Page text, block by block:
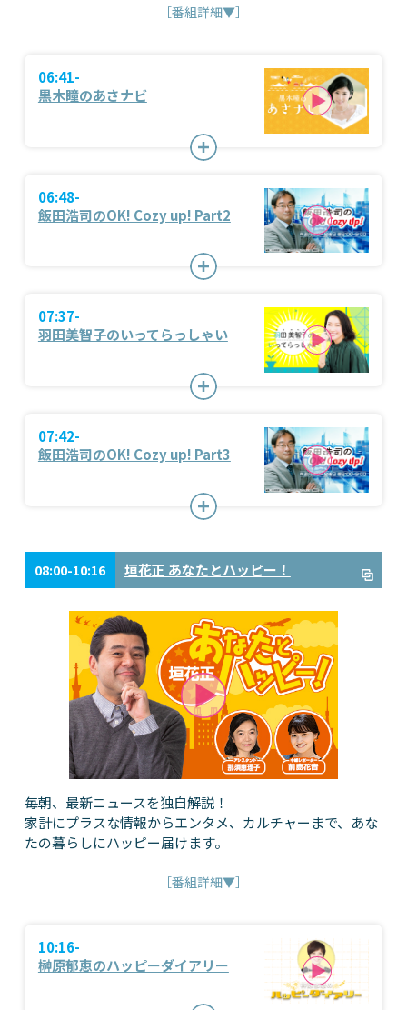
［番組詳細▼］
06:41-
黒木瞳のあさナビ
06:48-
飯田浩司のOK! Cozy up! Part2
07:37-
羽田美智子のいってらっしゃい
07:42-
飯田浩司のOK! Cozy up! Part3
08:00-10:16 垣花正 あなたとハッピー！
毎朝、最新ニュースを独自解説！
家計にプラスな情報からエンタメ、カルチャーまで、あな
たの暮らしにハッピー届けます。
［番組詳細▼］
10:16-
榊原郁恵のハッピーダイアリー